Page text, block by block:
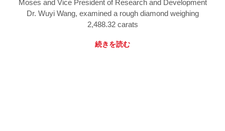
Moses and Vice President of Research and Development
Dr. Wuyi Wang, examined a rough diamond weighing
2,488.32 carats
続きを読む